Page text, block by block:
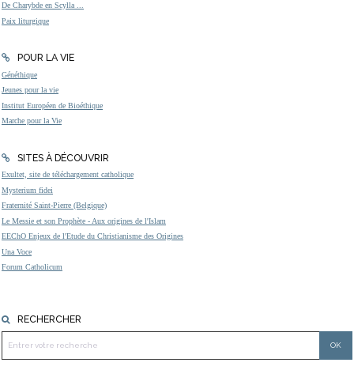
De Charybde en Scylla ...
Paix liturgique
POUR LA VIE
Généthique
Jeunes pour la vie
Institut Européen de Bioéthique
Marche pour la Vie
SITES À DÉCOUVRIR
Exultet, site de téléchargement catholique
Mysterium fidei
Fraternité Saint-Pierre (Belgique)
Le Messie et son Prophète - Aux origines de l'Islam
EEChO Enjeux de l'Etude du Christianisme des Origines
Una Voce
Forum Catholicum
RECHERCHER